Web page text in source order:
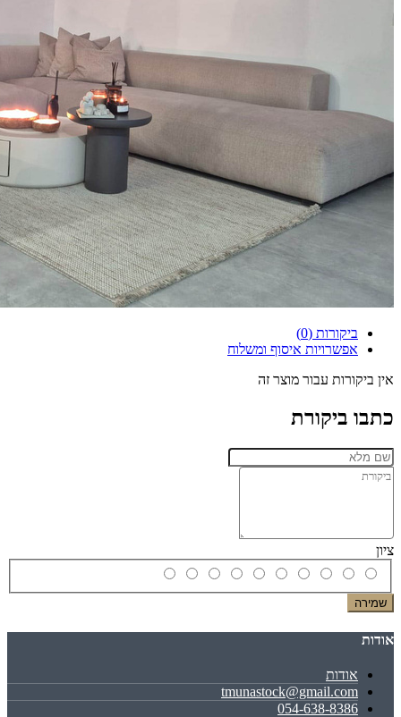
ביקורות (0)
אפשרויות איסוף ומשלוח
אין ביקורות עבור מוצר זה
כתבו ביקורת
ציון
שמירה
אודות
אודות
tmunastock@gmail.com
054-638-8386